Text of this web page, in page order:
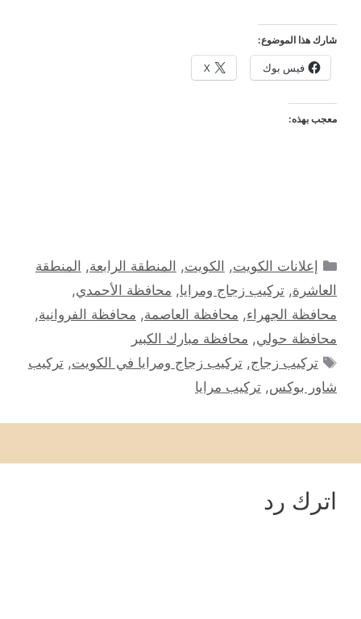
شارك هذا الموضوع:
فيس بوك X
معجب بهذه:
التصنيفات
إعلانات الكويت, الكويت, المنطقة الرابعة, المنطقة
العاشرة, تركيب زجاج ومرايا, محافظة الأحمدي,
محافظة الجهراء, محافظة العاصمة, محافظة الفروانية,
محافظة حولي, محافظة مبارك الكبير
الوسوم
تركيب زجاج,تركيب زجاج ومرايا في الكويت,تركيب
شاور بوكس, تركيب مرايا
اترك رد